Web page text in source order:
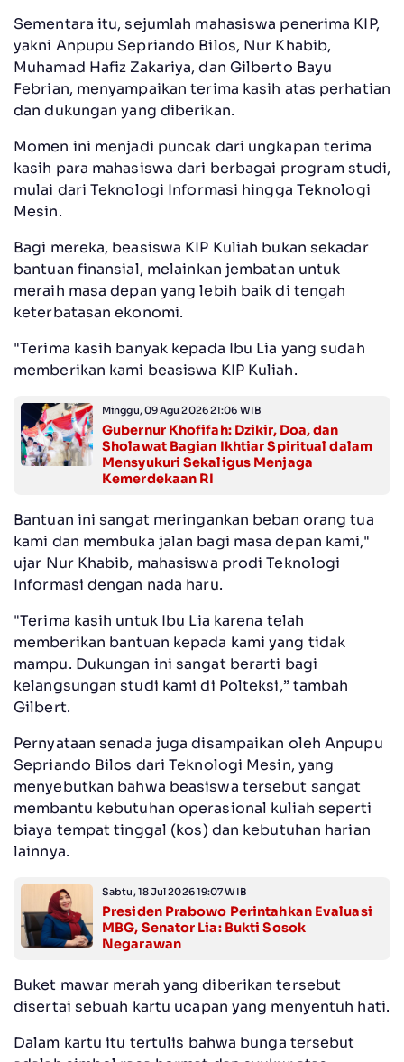
Sementara itu, sejumlah mahasiswa penerima KIP,
yakni Anpupu Sepriando Bilos, Nur Khabib,
Muhamad Hafiz Zakariya, dan Gilberto Bayu
Febrian, menyampaikan terima kasih atas perhatian
dan dukungan yang diberikan.
Momen ini menjadi puncak dari ungkapan terima
kasih para mahasiswa dari berbagai program studi,
mulai dari Teknologi Informasi hingga Teknologi
Mesin.
Bagi mereka, beasiswa KIP Kuliah bukan sekadar
bantuan finansial, melainkan jembatan untuk
meraih masa depan yang lebih baik di tengah
keterbatasan ekonomi.
"Terima kasih banyak kepada Ibu Lia yang sudah
memberikan kami beasiswa KIP Kuliah.
Minggu, 09 Agu 2026 21:06 WIB
Gubernur Khofifah: Dzikir, Doa, dan
Sholawat Bagian Ikhtiar Spiritual dalam
Mensyukuri Sekaligus Menjaga
Kemerdekaan RI
Bantuan ini sangat meringankan beban orang tua
kami dan membuka jalan bagi masa depan kami,"
ujar Nur Khabib, mahasiswa prodi Teknologi
Informasi dengan nada haru.
"Terima kasih untuk Ibu Lia karena telah
memberikan bantuan kepada kami yang tidak
mampu. Dukungan ini sangat berarti bagi
kelangsungan studi kami di Polteksi,” tambah
Gilbert.
Pernyataan senada juga disampaikan oleh Anpupu
Sepriando Bilos dari Teknologi Mesin, yang
menyebutkan bahwa beasiswa tersebut sangat
membantu kebutuhan operasional kuliah seperti
biaya tempat tinggal (kos) dan kebutuhan harian
lainnya.
Sabtu, 18 Jul 2026 19:07 WIB
Presiden Prabowo Perintahkan Evaluasi
MBG, Senator Lia: Bukti Sosok
Negarawan
Buket mawar merah yang diberikan tersebut
disertai sebuah kartu ucapan yang menyentuh hati.
Dalam kartu itu tertulis bahwa bunga tersebut